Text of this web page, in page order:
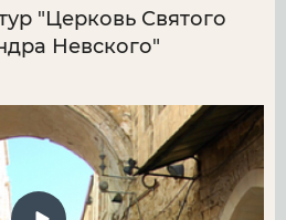
"Церковь Святого
Невского"